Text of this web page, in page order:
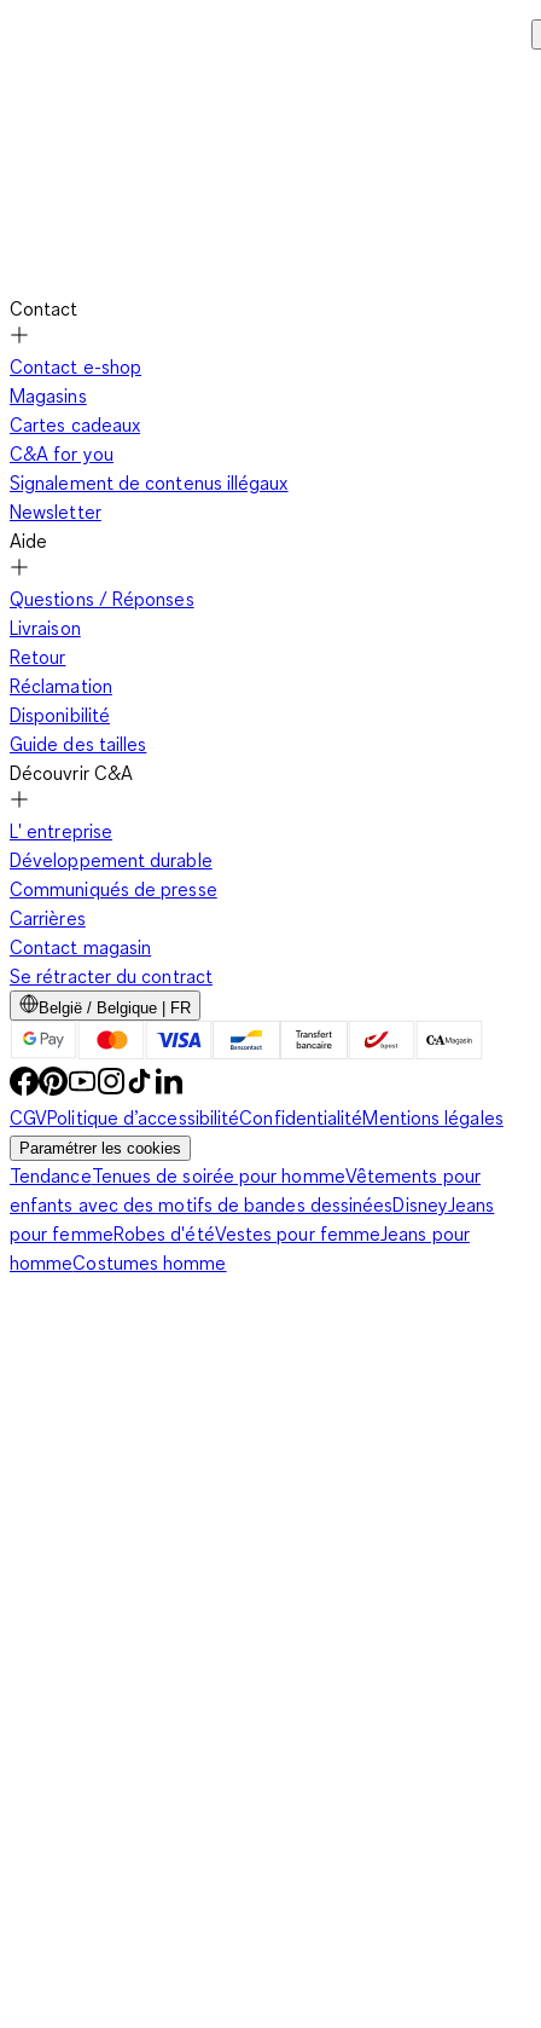
Contact
Contact e-shop
Magasins
Cartes cadeaux
C&A for you
Signalement de contenus illégaux
Newsletter
Aide
Questions / Réponses
Livraison
Retour
Réclamation
Disponibilité
Guide des tailles
Découvrir C&A
L' entreprise
Développement durable
Communiqués de presse
Carrières
Contact magasin
Se rétracter du contract
België / Belgique | FR
CGVPolitique d’accessibilitéConfidentialitéMentions légales
Paramétrer les cookies
TendanceTenues de soirée pour hommeVêtements pour
enfants avec des motifs de bandes dessinéesDisneyJeans
pour femmeRobes d'étéVestes pour femmeJeans pour
hommeCostumes homme